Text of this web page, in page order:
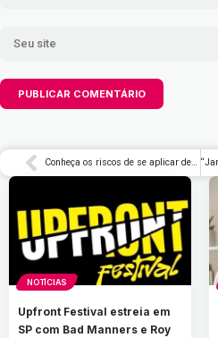
Conheça os riscos de se aplicar dentes de resina provisórios em casa
NOTÍCIAS
Upfront Festival estreia em
SP com Bad Manners e Roy